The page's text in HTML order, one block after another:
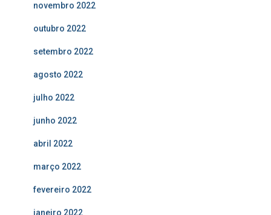
novembro 2022
outubro 2022
setembro 2022
agosto 2022
julho 2022
junho 2022
abril 2022
março 2022
fevereiro 2022
janeiro 2022